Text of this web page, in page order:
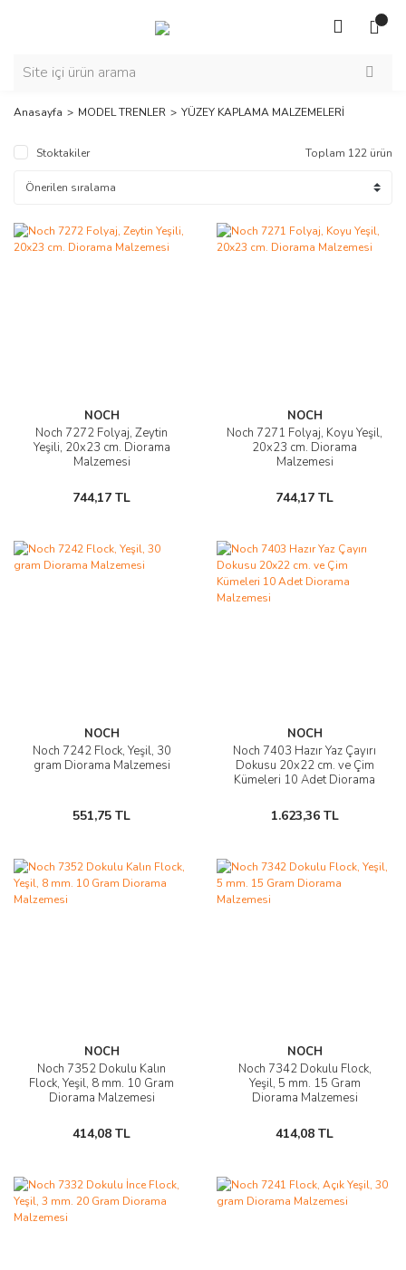
Anasayfa MODEL TRENLER YÜZEY KAPLAMA MALZEMELERİ
Stoktakiler Toplam 122 ürün
NOCH
Noch 7272 Folyaj, Zeytin
Yeşili, 20x23 cm. Diorama
Malzemesi
744,17 TL
NOCH
Noch 7271 Folyaj, Koyu Yeşil,
20x23 cm. Diorama
Malzemesi
744,17 TL
NOCH
Noch 7242 Flock, Yeşil, 30
gram Diorama Malzemesi
551,75 TL
NOCH
Noch 7403 Hazır Yaz Çayırı
Dokusu 20x22 cm. ve Çim
Kümeleri 10 Adet Diorama
1.623,36 TL
NOCH
Noch 7352 Dokulu Kalın
Flock, Yeşil, 8 mm. 10 Gram
Diorama Malzemesi
414,08 TL
NOCH
Noch 7342 Dokulu Flock,
Yeşil, 5 mm. 15 Gram
Diorama Malzemesi
414,08 TL